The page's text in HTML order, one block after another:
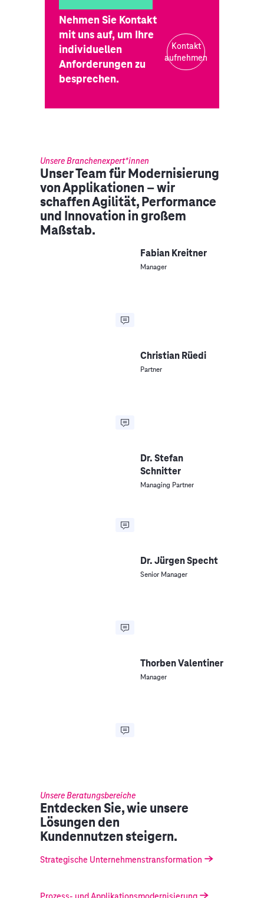
Nehmen Sie Kontakt
mit uns auf, um Ihre
individuellen
Anforderungen zu
besprechen.
Kontakt
aufnehmen
Unsere Branchenexpert*innen
Unser Team für Modernisierung
von Applikationen – wir
schaffen Agilität, Performance
und Innovation in großem
Maßstab.
Fabian Kreitner
Manager
Christian Rüedi
Partner
Dr. Stefan
Schnitter
Managing Partner
Dr. Jürgen Specht
Senior Manager
Thorben Valentiner
Manager
Unsere Beratungsbereiche
Entdecken Sie, wie unsere
Lösungen den
Kundennutzen steigern.
Strategische Unternehmenstransformation